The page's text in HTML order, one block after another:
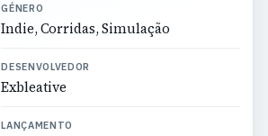
GÉNERO
Indie, Corridas, Simulação
DESENVOLVEDOR
Exbleative
LANÇAMENTO